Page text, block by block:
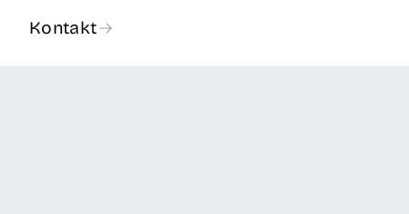
Kontakt